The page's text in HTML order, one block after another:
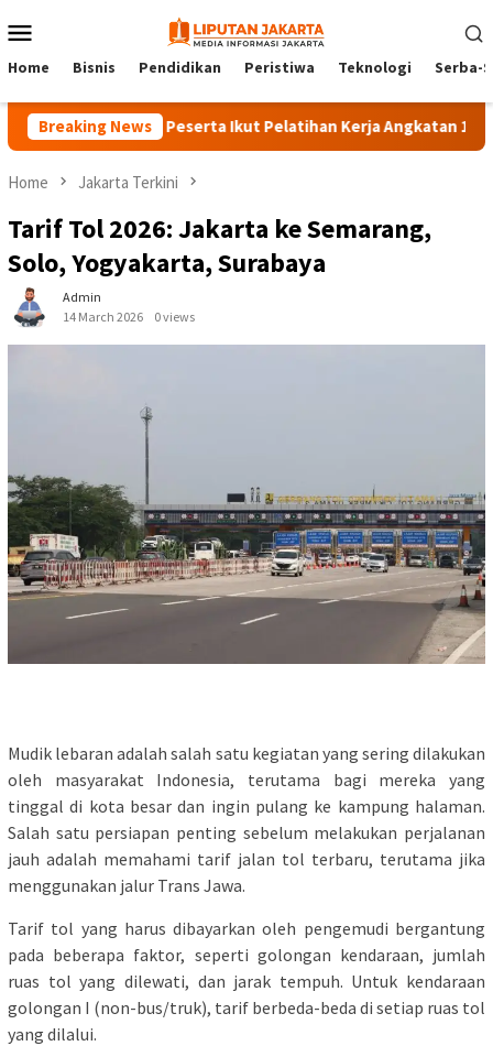
to
Menu
Home Bisnis Pendidikan Peristiwa Teknologi Serba-
Breaking News
140 Peserta Ikut Pelatihan Kerja Angkatan 1 di PPKD
Home Jakarta Terkini
Tarif Tol 2026: Jakarta ke Semarang,
Solo, Yogyakarta, Surabaya
Admin
14 March 2026
0 views
Mudik lebaran adalah salah satu kegiatan yang sering dilakukan
oleh masyarakat Indonesia, terutama bagi mereka yang
tinggal di kota besar dan ingin pulang ke kampung halaman.
Salah satu persiapan penting sebelum melakukan perjalanan
jauh adalah memahami tarif jalan tol terbaru, terutama jika
menggunakan jalur Trans Jawa.
Tarif tol yang harus dibayarkan oleh pengemudi bergantung
pada beberapa faktor, seperti golongan kendaraan, jumlah
ruas tol yang dilewati, dan jarak tempuh. Untuk kendaraan
golongan I (non-bus/truk), tarif berbeda-beda di setiap ruas tol
yang dilalui.